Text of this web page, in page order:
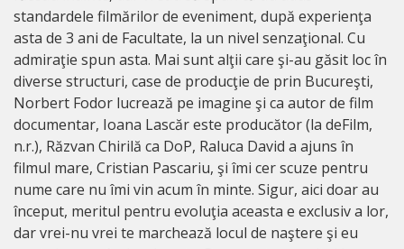
standardele filmărilor de eveniment, după experienţa
asta de 3 ani de Facultate, la un nivel senzaţional. Cu
admiraţie spun asta. Mai sunt alţii care şi-au găsit loc în
diverse structuri, case de producţie de prin Bucureşti,
Norbert Fodor lucrează pe imagine şi ca autor de film
documentar, Ioana Lascăr este producător (la deFilm,
n.r.), Răzvan Chirilă ca DoP, Raluca David a ajuns în
filmul mare, Cristian Pascariu, şi îmi cer scuze pentru
nume care nu îmi vin acum în minte. Sigur, aici doar au
început, meritul pentru evoluţia aceasta e exclusiv a lor,
dar vrei-nu vrei te marchează locul de naştere şi eu